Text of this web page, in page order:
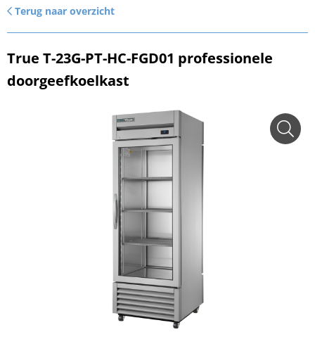
Service & Onderhoud
Downloads
Terug naar overzicht
True T-23G-PT-HC-FGD01 professionele
doorgeefkoelkast